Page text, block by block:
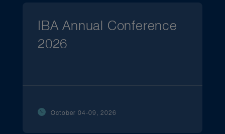
IBA Annual Conference
2026
October 04-09, 2026